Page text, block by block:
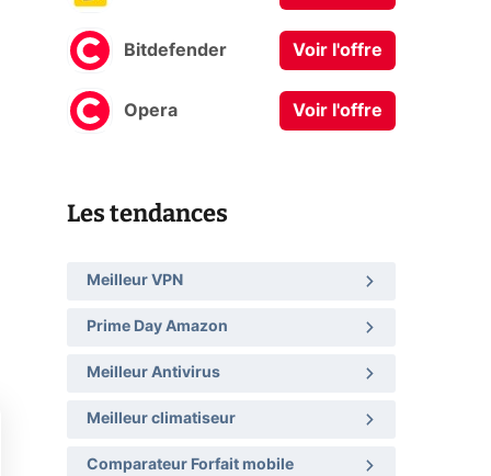
Bitdefender Voir l'offre
Opera Voir l'offre
Les tendances
Meilleur VPN
Prime Day Amazon
Meilleur Antivirus
Meilleur climatiseur
Comparateur Forfait mobile